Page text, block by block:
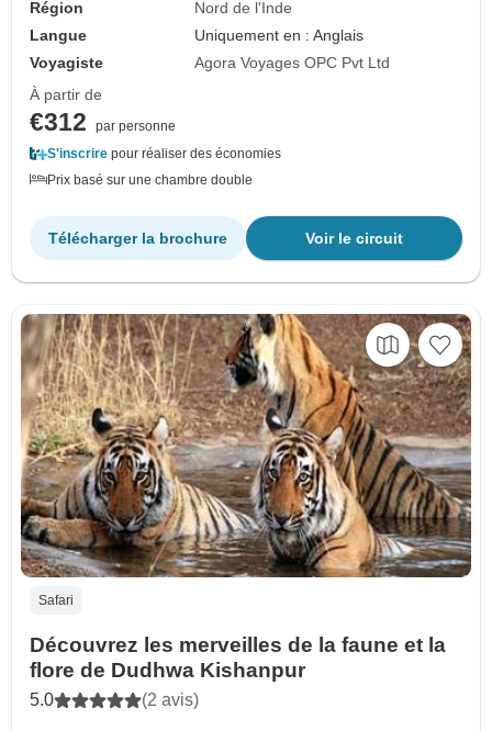
Région
Nord de l'Inde
Langue
Uniquement en : Anglais
Voyagiste
Agora Voyages OPC Pvt Ltd
À partir de
€312
par personne
S'inscrire pour réaliser des économies
Prix basé sur une chambre double
Voir le circuit
Télécharger la brochure
Safari
Découvrez les merveilles de la faune et la
flore de Dudhwa Kishanpur
5.0 (2 avis)